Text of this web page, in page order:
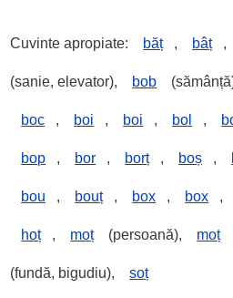
Cuvinte apropiate: băț , bâț ,
(sanie, elevator), bob
boc , boi , boi , bol ,
bop , bor , borț , boș ,
bou , bouț , box , box ,
hoț , moț (persoană), moț
(fundă, bigudiu), soț